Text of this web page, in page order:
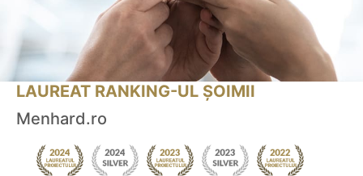
LAUREAT RANKING-UL ȘOIMII
Menhard.ro